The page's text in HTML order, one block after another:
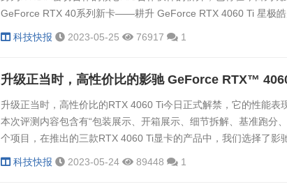
GeForce RTX 40系列新卡——耕升 GeForce RTX 4060 Ti 星极
4060 Ti 星极幻姬 OC。作为配置上比公版设计更加奢华的版本，
科技快报 2023-05-25 76917 1
升级正当时，高性价比的影驰 GeForce RTX™
升级正当时，高性价比的RTX 4060 Ti今日正式解禁，它的性能表
本次评测内容包含有“包装展示、开箱展示、细节拆解、基准跑分
个项目，在推出的三款RTX 4060 Ti显卡的产品中，我们选择了
8G金属大师这张显卡来进行开箱评测，事不宜迟，接下来就一探
科技快报 2023-05-24 89448 1